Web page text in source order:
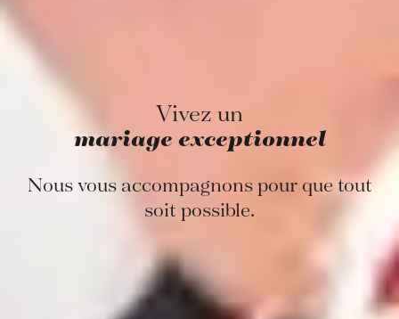
Vivez un
mariage exceptionnel
Nous vous accompagnons pour que tout
soit possible.